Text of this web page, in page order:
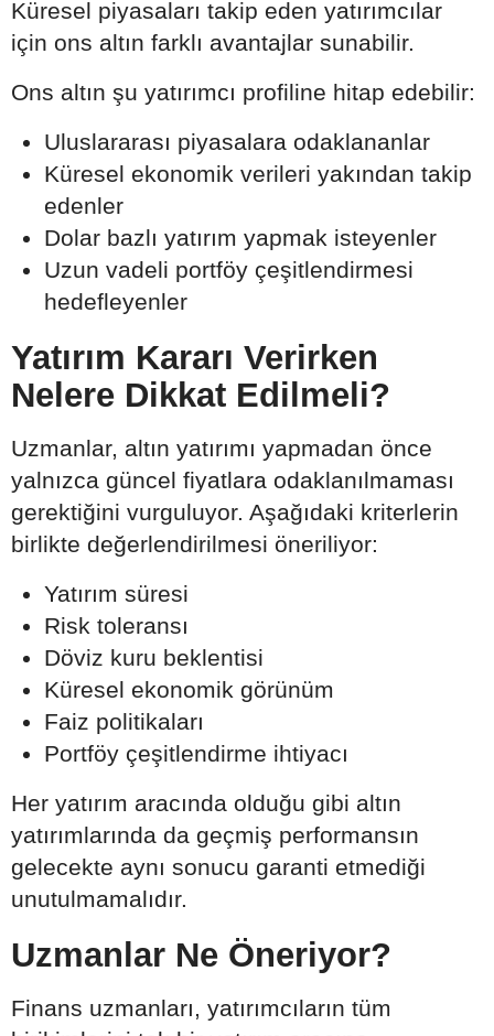
Küresel piyasaları takip eden yatırımcılar
için ons altın farklı avantajlar sunabilir.
Ons altın şu yatırımcı profiline hitap edebilir:
Uluslararası piyasalara odaklananlar
Küresel ekonomik verileri yakından takip
edenler
Dolar bazlı yatırım yapmak isteyenler
Uzun vadeli portföy çeşitlendirmesi
hedefleyenler
Yatırım Kararı Verirken
Nelere Dikkat Edilmeli?
Uzmanlar, altın yatırımı yapmadan önce
yalnızca güncel fiyatlara odaklanılmaması
gerektiğini vurguluyor. Aşağıdaki kriterlerin
birlikte değerlendirilmesi öneriliyor:
Yatırım süresi
Risk toleransı
Döviz kuru beklentisi
Küresel ekonomik görünüm
Faiz politikaları
Portföy çeşitlendirme ihtiyacı
Her yatırım aracında olduğu gibi altın
yatırımlarında da geçmiş performansın
gelecekte aynı sonucu garanti etmediği
unutulmamalıdır.
Uzmanlar Ne Öneriyor?
Finans uzmanları, yatırımcıların tüm